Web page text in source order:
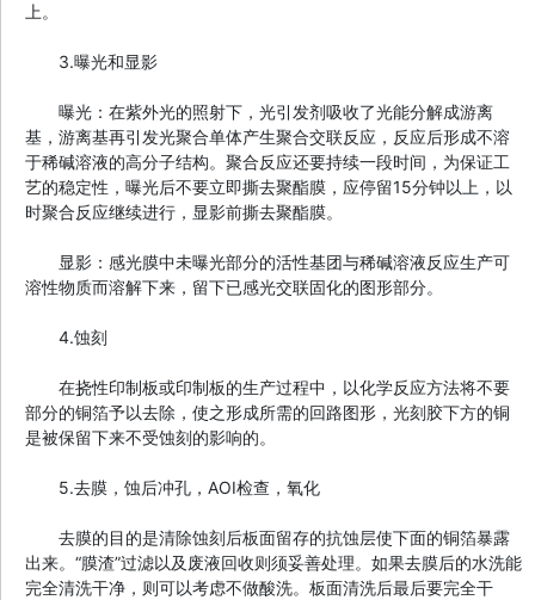
上。
3.曝光和显影
曝光：在紫外光的照射下，光引发剂吸收了光能分解成游离
基，游离基再引发光聚合单体产生聚合交联反应，反应后形成不溶
于稀碱溶液的高分子结构。聚合反应还要持续一段时间，为保证工
艺的稳定性，曝光后不要立即撕去聚酯膜，应停留15分钟以上，以
时聚合反应继续进行，显影前撕去聚酯膜。
显影：感光膜中未曝光部分的活性基团与稀碱溶液反应生产可
溶性物质而溶解下来，留下已感光交联固化的图形部分。
4.蚀刻
在挠性印制板或印制板的生产过程中，以化学反应方法将不要
部分的铜箔予以去除，使之形成所需的回路图形，光刻胶下方的铜
是被保留下来不受蚀刻的影响的。
5.去膜，蚀后冲孔，AOI检查，氧化
去膜的目的是清除蚀刻后板面留存的抗蚀层使下面的铜箔暴露
出来。“膜渣”过滤以及废液回收则须妥善处理。如果去膜后的水洗能
完全清洗干净，则可以考虑不做酸洗。板面清洗后最后要完全干